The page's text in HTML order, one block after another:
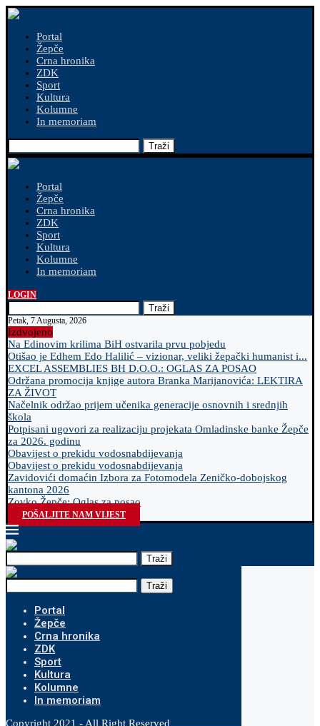
Portal
Žepče
Crna hronika
ZDK
Sport
Kultura
Kolumne
In memoriam
Traži
Portal
Žepče
Crna hronika
ZDK
Sport
Kultura
Kolumne
In memoriam
LOGIN
Traži
Petak, 7 Augusta, 2026
Izdvojeno
Na Edinovim krilima BiH ostvarila prvu pobjedu
Otišao je Edhem Edo Halilić – vizionar, veliki žepački humanist i...
EXCEL ASSEMBLIES BH D.O.O.: OGLAS ZA POSAO
Održana promocija knjige autora Branka Marijanovića: LEKTIRA
ZA ŽIVOT
Načelnik održao prijem učenika generacije osnovnih i srednjih
škola
Potpisani ugovori za realizaciju projekata Omladinske banke Žepče
za 2026. godinu
Obavijest o prekidu vodosnabdijevanja
Obavijest o prekidu vodosnabdijevanja
Zavidovići domaćin Izbora za Fotomodela Zeničko-dobojskog
kantona 2026
Zovko Žepče: Oglas za posao
POŠALJITE NAM VIJEST
Traži
Traži
Portal
Žepče
Crna hronika
ZDK
Sport
Kultura
Kolumne
In memoriam
Copyright 2021 - All Right Reserved